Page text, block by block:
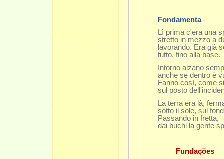
Fondamenta
Lì prima c'era una
stretto in mezzo a
lavorando. Era già
tutto, fino alla base.
Intorno alzano
anche se dentro è
Fanno così, come
sul posto
La terra era là,
sotto il sole, sul
Passando in fretta,
dai buchi la gente
Fundações